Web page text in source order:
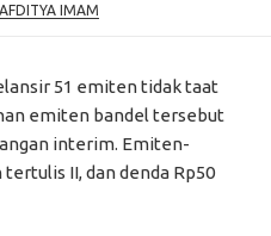
AUTHOR
AFDITYA IMAM
51 emiten tidak taat
emiten bandel tersebut
interim. Emiten-
II, dan denda Rp50